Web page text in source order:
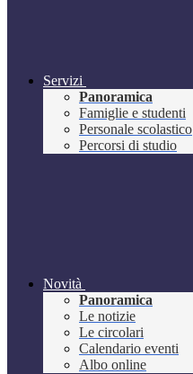
Servizi
Panoramica
Famiglie e studenti
Personale scolastico
Percorsi di studio
Novità
Panoramica
Le notizie
Le circolari
Calendario eventi
Albo online